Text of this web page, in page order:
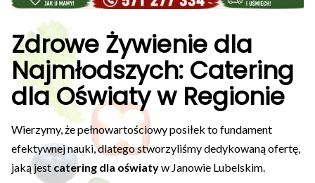
Zdrowe Żywienie dla
Najmłodszych: Catering
dla Oświaty w Regionie
Wierzymy, że pełnowartościowy posiłek to fundament
efektywnej nauki, dlatego stworzyliśmy dedykowaną ofertę,
jaką jest catering dla oświatyw Janowie Lubelskim.